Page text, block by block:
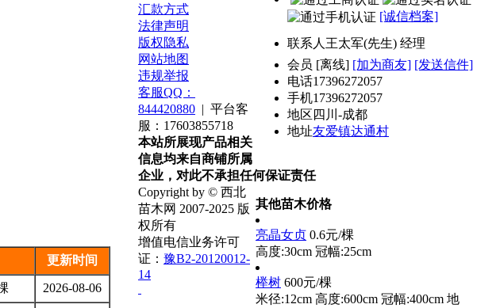
[诚信档案]
联系人 王太军(先生) 经理
会员 [离线] [加为商友] [发送信件]
电话17396272057
手机17396272057
地区 四川-成都
地址友爱镇达通村
更新时间
2026-08-06
其他苗木价格
亮晶女贞 0.6元/棵
高度:30cm 冠幅:25cm
榉树 600元/棵
米径:12cm 高度:600cm 冠幅:400cm 地
汇款方式
法律声明
版权隐私
网站地图
违规举报
客服QQ：
844420880 | 平台客
服：17603855718
本站所展现产品相关
信息均来自商铺所属
企业，对此不承担任何保证责任
Copyright by © 西北
苗木网 2007-2025 版
权所有
增值电信业务许可
证： 豫B2-20120012-
14